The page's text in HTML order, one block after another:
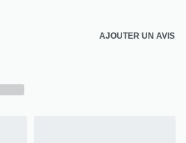
AJOUTER UN AVIS